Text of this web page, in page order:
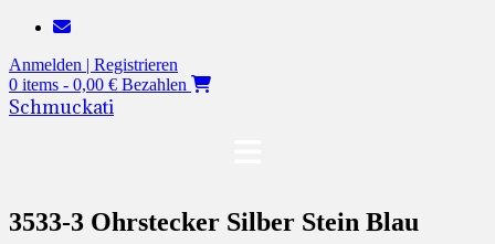
Zum
springen
Anmelden | Registrieren
0 items - 0,00 € Bezahlen
Schmuckati
3533-3 Ohrstecker Silber Stein Blau